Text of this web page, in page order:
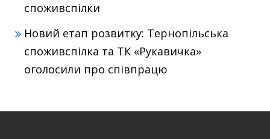
споживспілки
Новий етап розвитку: Тернопільська
споживспілка та ТК «Рукавичка»
оголосили про співпрацю